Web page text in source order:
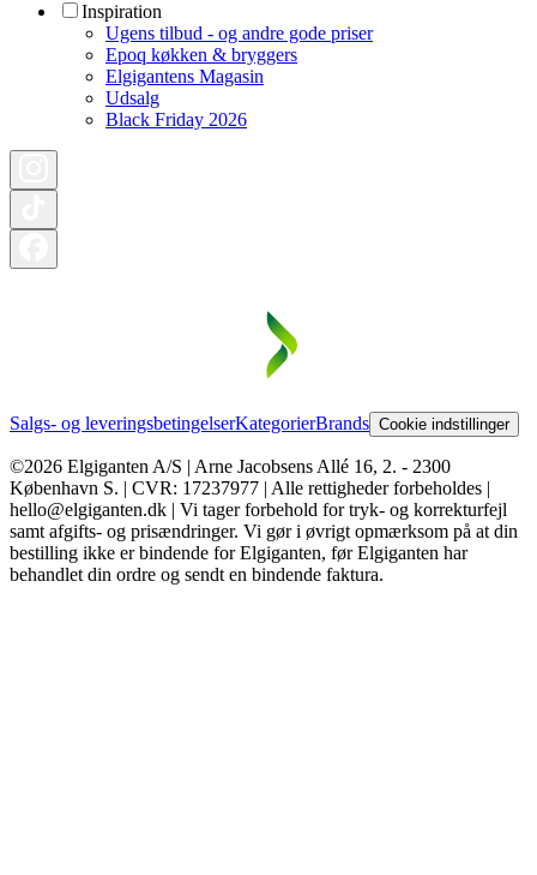
Inspiration
Ugens tilbud - og andre gode priser
Epoq køkken & bryggers
Elgigantens Magasin
Udsalg
Black Friday 2026
Salgs- og leveringsbetingelserKategorierBrands Cookie indstillinger
©2026 Elgiganten A/S | Arne Jacobsens Allé 16, 2. - 2300
København S. | CVR: 17237977 | Alle rettigheder forbeholdes |
hello@elgiganten.dk | Vi tager forbehold for tryk- og korrekturfejl
samt afgifts- og prisændringer. Vi gør i øvrigt opmærksom på at din
bestilling ikke er bindende for Elgiganten, før Elgiganten har
behandlet din ordre og sendt en bindende faktura.